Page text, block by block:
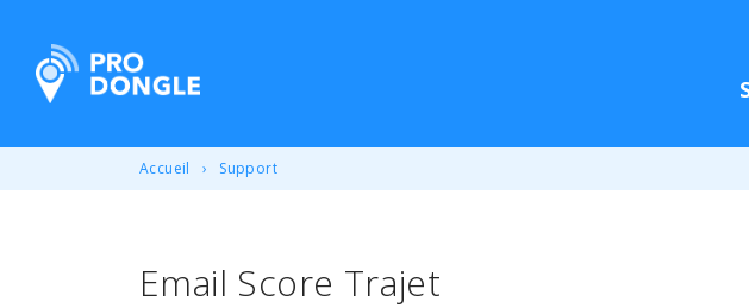
ProDongle Géolocalisation
Accueil Support
Email Score Trajet